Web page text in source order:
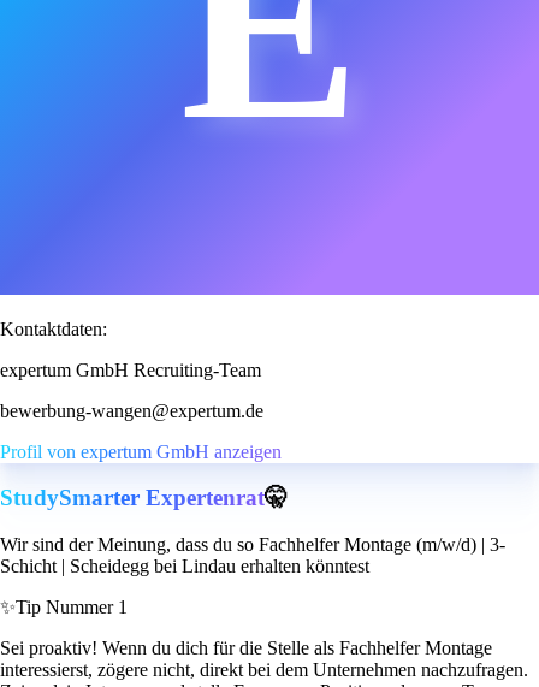
Kontaktdaten:
expertum GmbH Recruiting-Team
bewerbung-wangen@expertum.de
Profil von expertum GmbH anzeigen
StudySmarter Expertenrat🤫
Wir sind der Meinung, dass du so Fachhelfer Montage (m/w/d) | 3-
Schicht | Scheidegg bei Lindau erhalten könntest
✨Tip Nummer 1
Sei proaktiv! Wenn du dich für die Stelle als Fachhelfer Montage
interessierst, zögere nicht, direkt bei dem Unternehmen nachzufragen.